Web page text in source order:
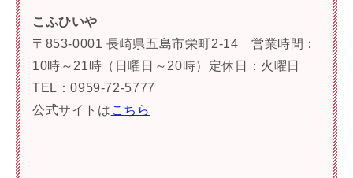
こふひいや
〒853-0001 長崎県五島市栄町2-14 営業時間：
10時～21時（日曜日～20時）定休日：火曜日
TEL：0959-72-5777
公式サイトは こちら